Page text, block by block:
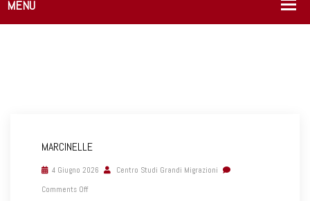
MARCINELLE
4 Giugno 2026
Centro Studi Grandi Migrazioni
Comments Off